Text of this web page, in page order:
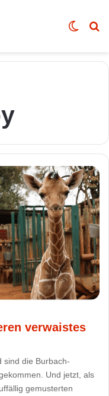
Skin
verwaistes
sind die Burbach-
Und jetzt, als
gemusterten